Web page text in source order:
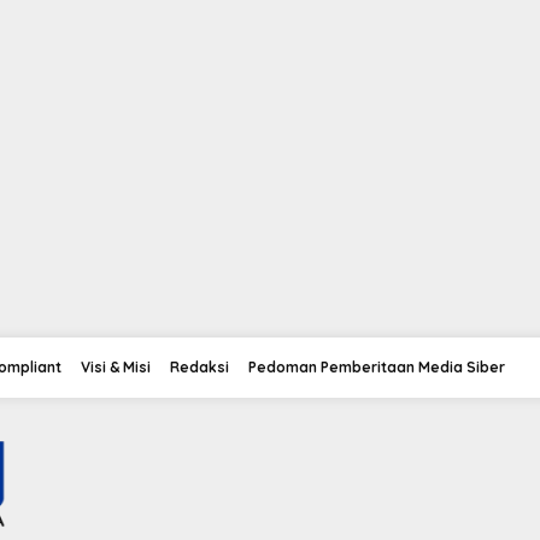
Visi & Misi Redaksi Pedoman Pemberitaan Media Siber